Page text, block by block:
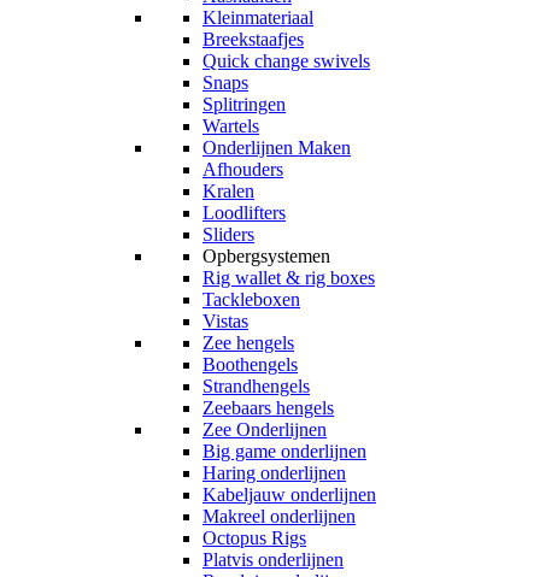
Kleinmateriaal
Breekstaafjes
Quick change swivels
Snaps
Splitringen
Wartels
Onderlijnen Maken
Afhouders
Kralen
Loodlifters
Sliders
Opbergsystemen
Rig wallet & rig boxes
Tackleboxen
Vistas
Zee hengels
Boothengels
Strandhengels
Zeebaars hengels
Zee Onderlijnen
Big game onderlijnen
Haring onderlijnen
Kabeljauw onderlijnen
Makreel onderlijnen
Octopus Rigs
Platvis onderlijnen